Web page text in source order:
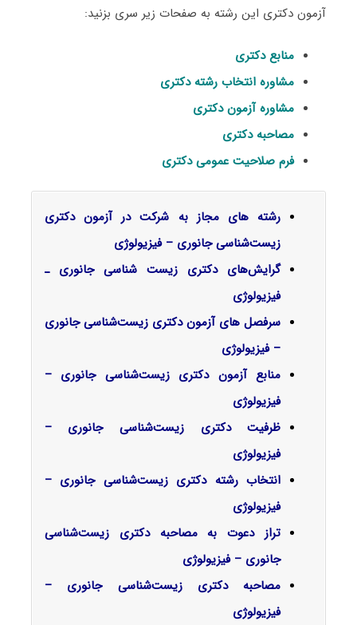
آزمون دکتری این رشته به صفحات زیر سری بزنید:
منابع دکتری
مشاوره انتخاب رشته دکتری
مشاوره آزمون دکتری
مصاحبه دکتری
فرم صلاحیت عمومی دکتری
رشته های مجاز به شرکت در آزمون دکتری
زیست‌شناسی جانوری – فیزیولوژی
گرایش‌های دکتری زیست شناسی ﺟﺎﻧﻮری ـ
ﻓﻴﺰﻳﻮﻟﻮژی
سرفصل‌ های آزمون دکتری زیست‌شناسی جانوری
– فیزیولوژی
منابع آزمون دکتری زیست‌شناسی جانوری –
فیزیولوژی
ظرفیت دکتری زیست‌شناسی جانوری –
فیزیولوژی
انتخاب رشته دکتری زیست‌شناسی جانوری –
فیزیولوژی
تراز دعوت به مصاحبه دکتری زیست‌شناسی
جانوری – فیزیولوژی
مصاحبه دکتری زیست‌شناسی جانوری –
فیزیولوژی